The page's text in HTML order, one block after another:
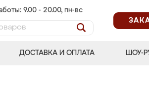
9.00 - 20.00, пн-вс
ДОСТАВКА И ОПЛАТА ШОУ-